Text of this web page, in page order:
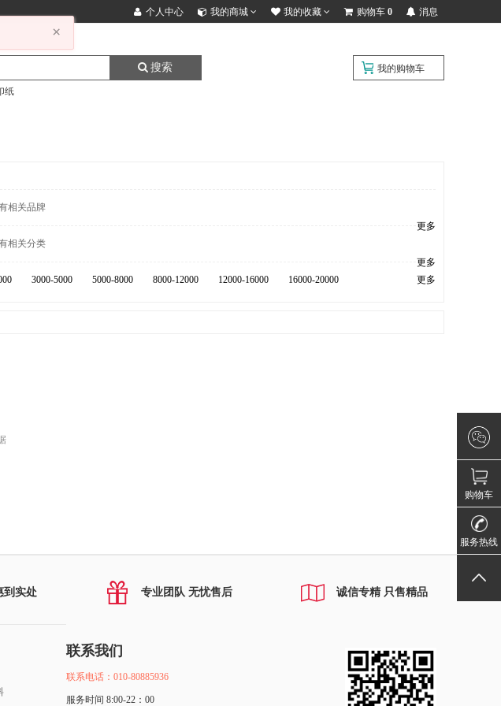
个人中心 我的商城 我的收藏 购物车 0 消息
搜索
纸
我的购物车
相关品牌
更多
相关分类
更多
3000-5000 5000-8000 8000-12000 12000-16000 16000-20000 更多
到实处 专业团队 无忧售后 诚信专精 只售精品
联系我们
联系电话：010-80885936
服务时间 8:00-22：00
微信咨询
购物车
请登录！
服务热线
010-
返回顶部
×